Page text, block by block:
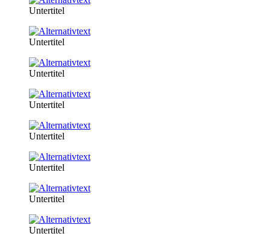
Untertitel
Untertitel
Untertitel
Untertitel
Untertitel
Untertitel
Untertitel
Untertitel